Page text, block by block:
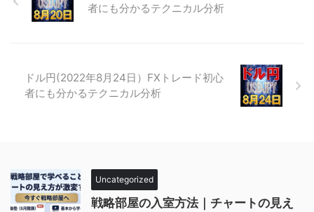
者にも分かるテクニカル分析
ドル円(2022年8月24日）FXトレード初心
者にも分かるテクニカル分析
Uncategorized
戦略部屋の入室方法｜チャートの見え